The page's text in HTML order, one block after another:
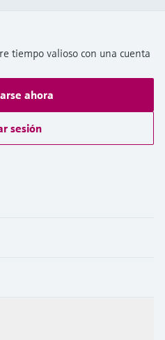
tiempo valioso con una cuenta
ahora
sesión